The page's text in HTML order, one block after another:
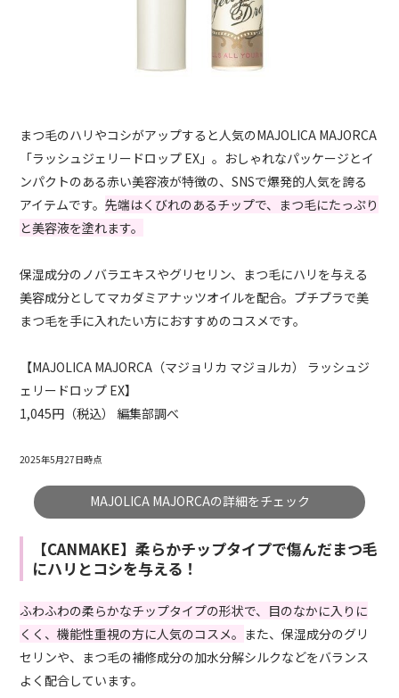
まつ毛のハリやコシがアップすると人気のMAJOLICA MAJORCA
「ラッシュジェリードロップ EX」。おしゃれなパッケージとイ
ンパクトのある赤い美容液が特徴の、SNSで爆発的人気を誇る
アイテムです。先端はくびれのあるチップで、まつ毛にたっぷり
と美容液を塗れます。
保湿成分のノバラエキスやグリセリン、まつ毛にハリを与える
美容成分としてマカダミアナッツオイルを配合。プチプラで美
まつ毛を手に入れたい方におすすめのコスメです。
【MAJOLICA MAJORCA（マジョリカ マジョルカ） ラッシュジ
ェリードロップ EX】
1,045円（税込） 編集部調べ
2025年5月27日時点
MAJOLICA MAJORCAの詳細をチェック
【CANMAKE】柔らかチップタイプで傷んだまつ毛
にハリとコシを与える！
ふわふわの柔らかなチップタイプの形状で、目のなかに入りに
くく、機能性重視の方に人気のコスメ。 また、保湿成分のグリ
セリンや、まつ毛の補修成分の加水分解シルクなどをバランス
よく配合しています。